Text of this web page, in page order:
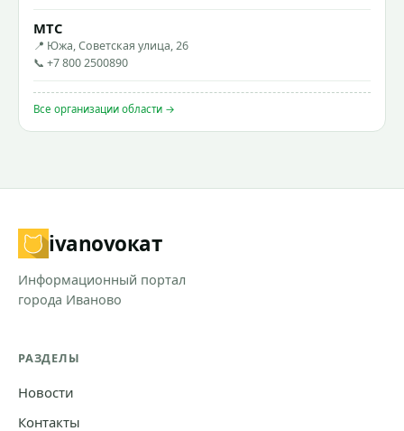
МТС
📍 Южа, Советская улица, 26
📞 +7 800 2500890
Все организации области →
ivanovoкат
Информационный портал
города Иваново
РАЗДЕЛЫ
Новости
Контакты